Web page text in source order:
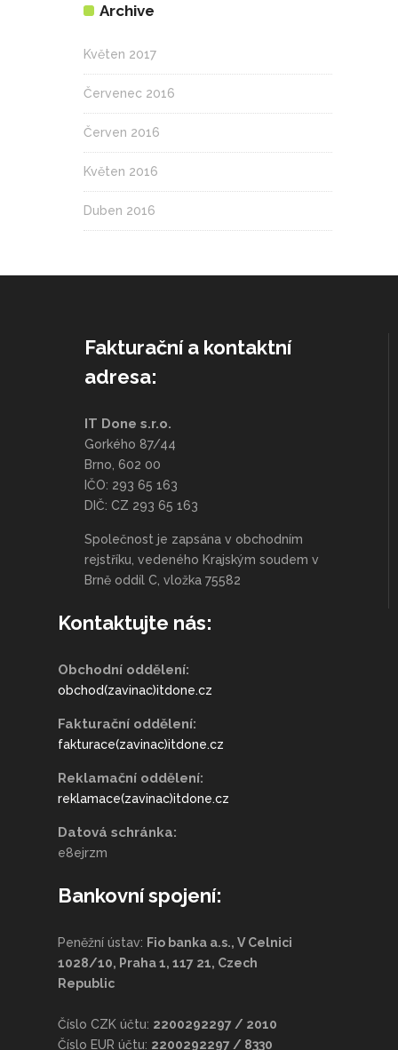
Archive
Květen 2017
Červenec 2016
Červen 2016
Květen 2016
Duben 2016
Fakturační a kontaktní
adresa:
IT Done s.r.o.
Gorkého 87/44
Brno, 602 00
IČO: 293 65 163
DIČ: CZ 293 65 163
Společnost je zapsána v obchodním
rejstříku, vedeného Krajským soudem v
Brně oddíl C, vložka 75582
Kontaktujte nás:
Obchodní oddělení:
obchod(zavinac)itdone.cz
Fakturační oddělení:
fakturace(zavinac)itdone.cz
Reklamační oddělení:
reklamace(zavinac)itdone.cz
Datová schránka:
e8ejrzm
Bankovní spojení:
Peněžní ústav: Fio banka a.s., V Celnici
1028/10, Praha 1, 117 21, Czech
Republic
Číslo CZK účtu: 2200292297 / 2010
Číslo EUR účtu: 2200292297 / 8330